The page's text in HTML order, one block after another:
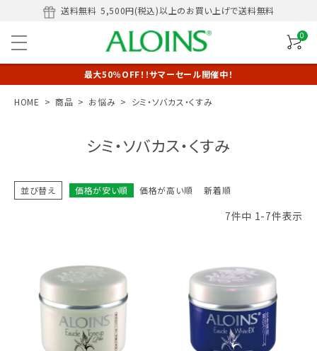
送料無料 5,500円(税込)以上のお買い上げで送料無料
0
最大50％OFF！！サマーセール開催中！
HOME 商品 お悩み シミ・ソバカス・くすみ
シミ・ソバカス・くすみ
並び替え 価格が安い順 価格が高い順 新着順
7件中 1-7件表示